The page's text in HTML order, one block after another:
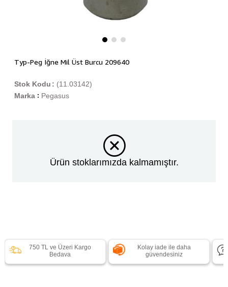
Typ-Peg İğne Mil Üst Burcu 209640
(11.03142)
Stok Kodu
Marka : Pegasus
Ürün stoklarımızda kalmamıştır.
750 TL ve Üzeri Kargo
Bedava
Kolay iade ile daha
güvendesiniz